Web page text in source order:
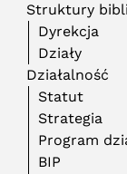
Struktury
Dyrekcja
Działy
Działalność
Statut
Strategia
Program
BIP